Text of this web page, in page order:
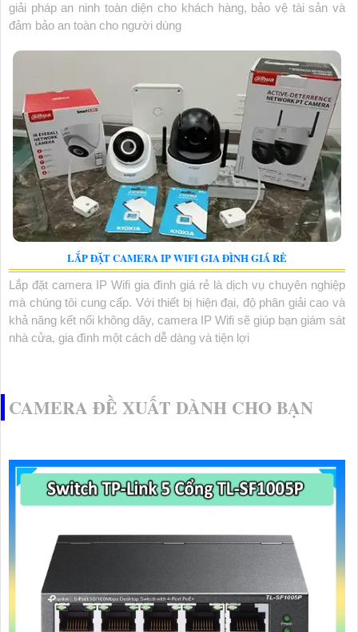
giải pháp an ninh toàn diện cho khách hàng, bảo vệ tài sản và
đảm bảo an toàn cho người dùng
LẮP ĐẶT CAMERA IP WIFI GIA ĐÌNH GIÁ RẺ
Lắp đặt camera IP Wifi gia đình giá rẻ là dịch vụ chuyên nghiệp
mà chúng tôi cung cấp. Với thiết bị hiện đại, độ phân giải cao và
khả năng kết nối không dây, camera IP Wifi sẽ giúp bạn giám sát
nhà cửa, gia đình một cách dễ dàng và tiện lợi
CAMERA ĐỀ XUẤT DÀNH CHO BẠN